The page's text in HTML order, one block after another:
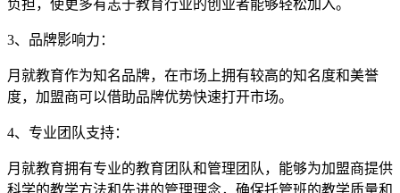
负担，使更多有志于教育行业的创业者能够轻松加入。
3、品牌影响力：
月就教育作为知名品牌，在市场上拥有较高的知名度和美誉
度，加盟商可以借助品牌优势快速打开市场。
4、专业团队支持：
月就教育拥有专业的教育团队和管理团队，能够为加盟商提供